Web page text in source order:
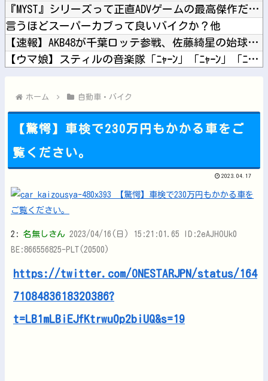
『MYST』シリーズって正直ADVゲームの最高傑作だよね他
言うほどスーパーカブって良いバイクか？他
【速報】AKB48が千葉ロッテ参戦、佐藤綺星の始球式＆3曲披...
【ウマ娘】スティルの音楽隊「ﾆｬｰﾝ」「ﾆｬｰﾝ」「ﾆｬｰﾝ...
ホーム 自動車・バイク
【驚愕】車検で230万円もかかる車をご
覧ください。
2023.04.17
2: 名無しさん 2023/04/16(日) 15:21:01.65 ID:2eAJHOUk0
BE:866556825-PLT(20500)
https://twitter.com/ONESTARJPN/status/164
7108483618320386?
t=LB1mLBiEJfKtrwu0p2biUQ&s=19